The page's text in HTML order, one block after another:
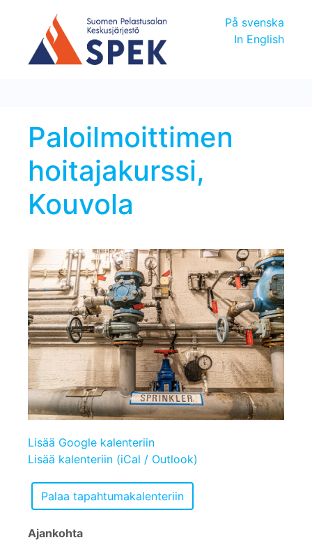
På svenska
In English
Paloilmoittimen
hoitajakurssi,
Kouvola
Lisää Google kalenteriin
Lisää kalenteriin (iCal / Outlook)
Ajankohta